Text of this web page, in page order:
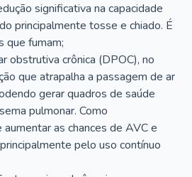
significativa na capacidade
principalmente tosse e chiado. É
que fumam;
obstrutiva crônica (DPOC), no
que atrapalha a passagem de ar
gerar quadros de saúde
pulmonar. Como
aumentar as chances de AVC e
pelo uso contínuo